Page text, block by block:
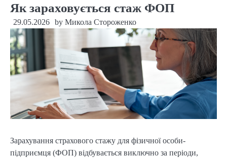
Як зараховується стаж ФОП
29.05.2026 by Микола Стороженко
Зарахування страхового стажу для фізичної особи-
підприємця (ФОП) відбувається виключно за періоди,